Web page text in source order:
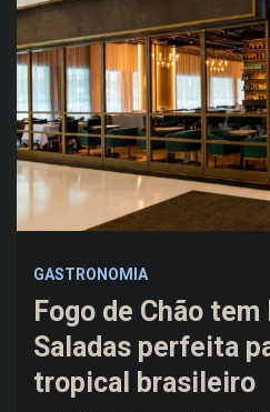
GASTRONOMIA
Fogo de Chão tem
Saladas perfeita
tropical brasileiro